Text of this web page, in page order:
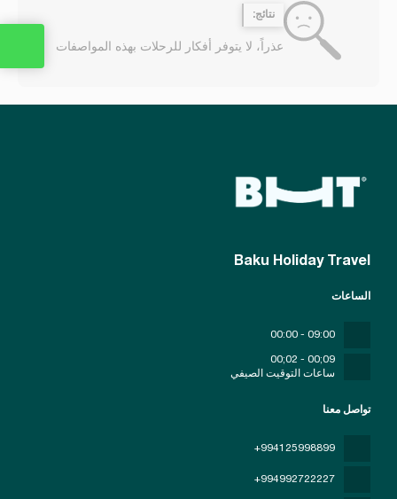
نتائج:
عذراً، لا يتوفر أفكار للرحلات بهذه المواصفات
Baku Holiday Travel
تواصل معنا
+994125998899
+994992722227
الساعات
09:00 - 00:00
09;00 - 02;00
ساعات التوقيت الصيفي